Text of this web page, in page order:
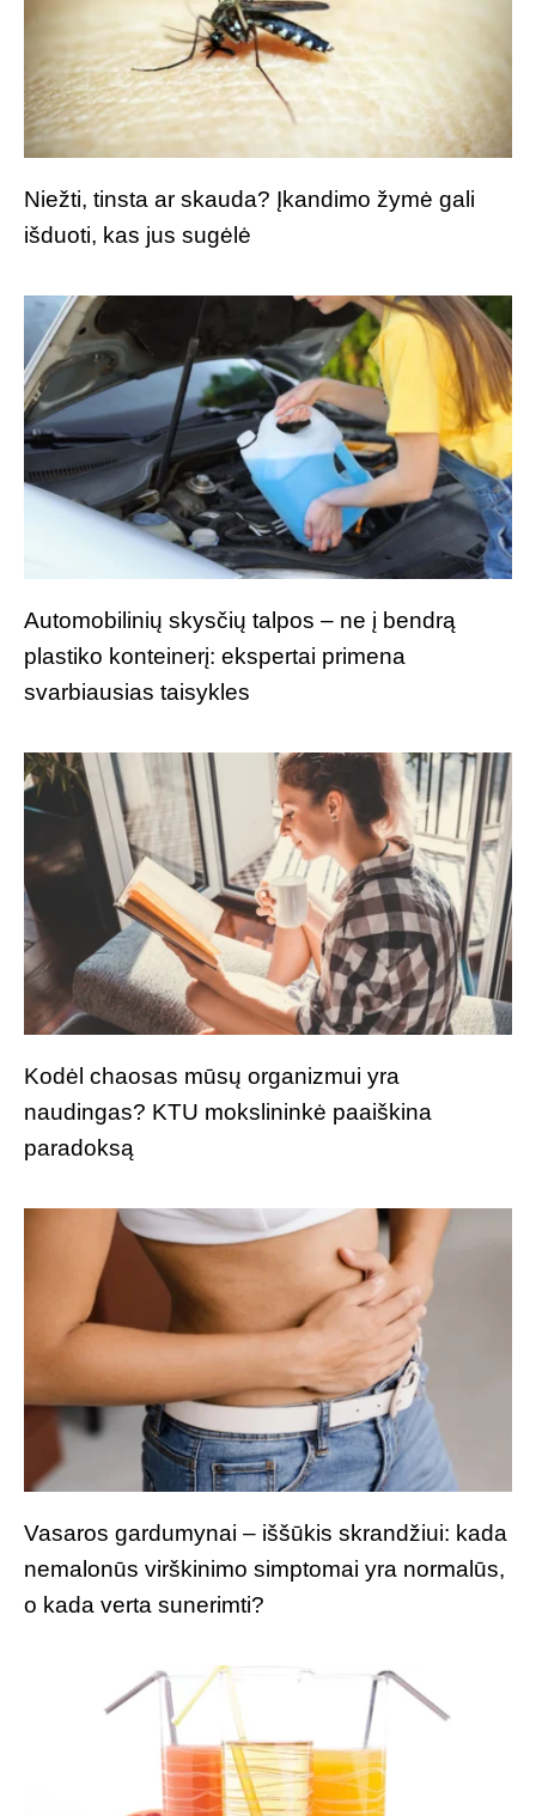
Niežti, tinsta ar skauda? Įkandimo žymė gali
išduoti, kas jus sugėlė
Automobilinių skysčių talpos – ne į bendrą
plastiko konteinerį: ekspertai primena
svarbiausias taisykles
Kodėl chaosas mūsų organizmui yra
naudingas? KTU mokslininkė paaiškina
paradoksą
Vasaros gardumynai – iššūkis skrandžiui: kada
nemalonūs virškinimo simptomai yra normalūs,
o kada verta sunerimti?